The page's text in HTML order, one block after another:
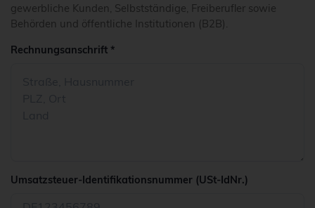
gewerbliche Kunden, Selbstständige, Freiberufler sowie
Behörden und öffentliche Institutionen (B2B).
Rechnungsanschrift *
Umsatzsteuer-Identifikationsnummer (USt-IdNr.)